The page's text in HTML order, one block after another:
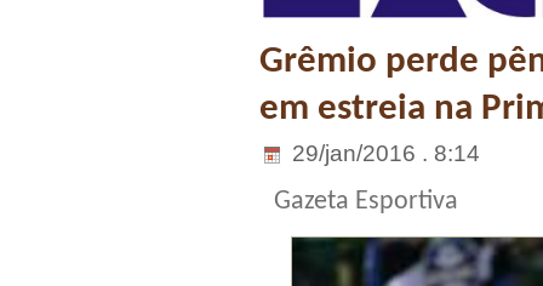
Grêmio perde
em estreia na
29/jan/2016 . 8:14
Gazeta Esportiva